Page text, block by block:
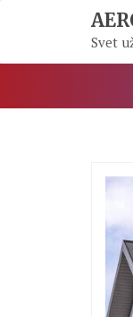
Svet